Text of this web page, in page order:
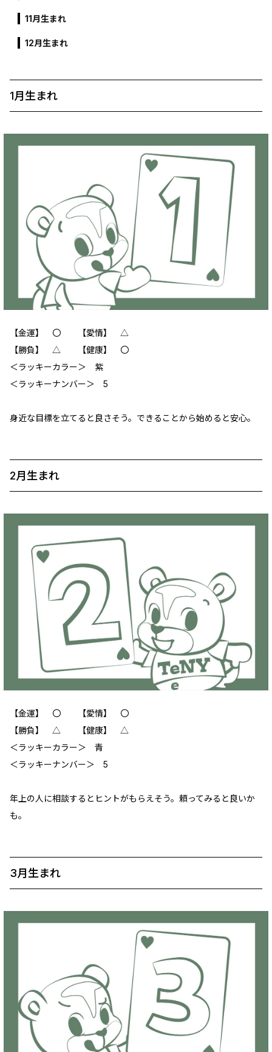
11月生まれ
12月生まれ
1月生まれ
【金運】 〇 【愛情】 △
【勝負】 △ 【健康】 〇
＜ラッキーカラー＞ 紫
＜ラッキーナンバー＞ 5
身近な目標を立てると良さそう。できることから始めると安心。
2月生まれ
【金運】 〇 【愛情】 〇
【勝負】 △ 【健康】 △
＜ラッキーカラー＞ 青
＜ラッキーナンバー＞ 5
年上の人に相談するとヒントがもらえそう。頼ってみると良いか
も。
3月生まれ